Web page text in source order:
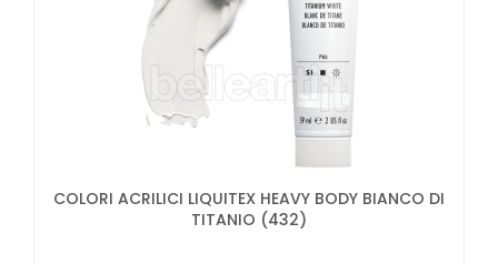
COLORI ACRILICI LIQUITEX HEAVY BODY BIANCO DI
TITANIO (432)